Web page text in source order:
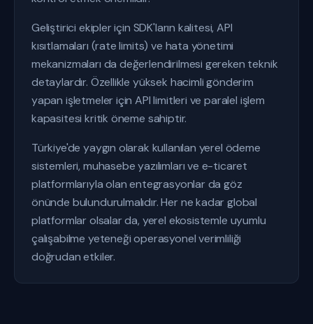
Geliştirici ekipler için SDK'ların kalitesi, API
kısıtlamaları (rate limits) ve hata yönetimi
mekanizmaları da değerlendirilmesi gereken teknik
detaylardır. Özellikle yüksek hacimli gönderim
yapan işletmeler için API limitleri ve paralel işlem
kapasitesi kritik öneme sahiptir.
Türkiye'de yaygın olarak kullanılan yerel ödeme
sistemleri, muhasebe yazılımları ve e-ticaret
platformlarıyla olan entegrasyonlar da göz
önünde bulundurulmalıdır. Her ne kadar global
platformlar olsalar da, yerel ekosistemle uyumlu
çalışabilme yeteneği operasyonel verimliliği
doğrudan etkiler.